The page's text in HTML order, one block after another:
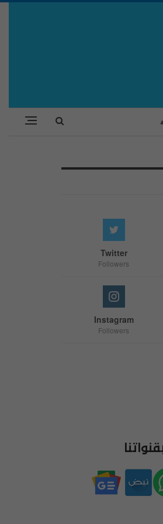
Twitter
Followers
Instagram
Followers